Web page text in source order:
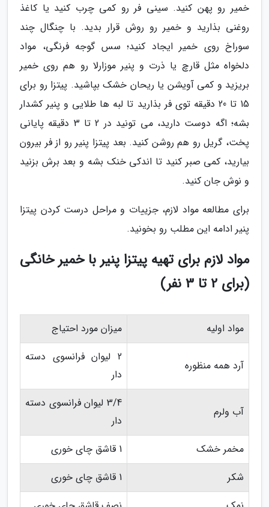
خمیر رو پهن کنید. سینی فر رو کمی چرب کنید یا کاغذ
روغنی بذارید و خمیر رو روش قرار بدید. با چنگال چند
سوراخ روی خمیر ایجاد کنید؛ سس گوجه فرنگی، مواد
دلخواه مثل قارچ یا ذرت و پنیر موزارلا رو هم روی خمیر
بریزید و کمی آویشن یا ریحان خشک بپاشید. پیتزا رو برای
15 تا 20 دقیقه توی فر بذارید تا لبه ها طلایی و پنیر کشدار
بشه؛ اگه دوست دارید، می تونید در 2 تا 3 دقیقه پایانی
پخت، گریل رو هم روشن کنید. بعد پیتزا پنیر رو از فر بیرون
بیارید، کمی صبر کنید تا اندکی خنک بشه و بعد برش بزنید
و نوش جان کنید.
برای مطالعه مواد لازم، جزییات و مراحل درست کردن پیتزا
پنیر ادامه این مطلب رو بخونید.
مواد لازم برای تهیه پیتزا پنیر با خمیر خانگی
(برای 2 تا 3 نفر)
مواد اولیه میزان مورد احتیاج
آرد همه منظوره
2 لیوان فرانسوی دسته
دار
آب ولرم
3/4 لیوان فرانسوی دسته
دار
مخمر خشک
1 قاشق چای خوری
شکر
1 قاشق چای خوری